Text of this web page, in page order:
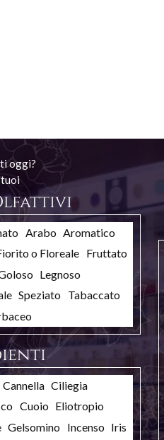
oggi?
Arabo Aromatico
o Floreale Fruttato
Legnoso
Speziato Tabaccato
Cannella Ciliegia
Cuoio Eliotropio
Gelsomino Incenso Iris